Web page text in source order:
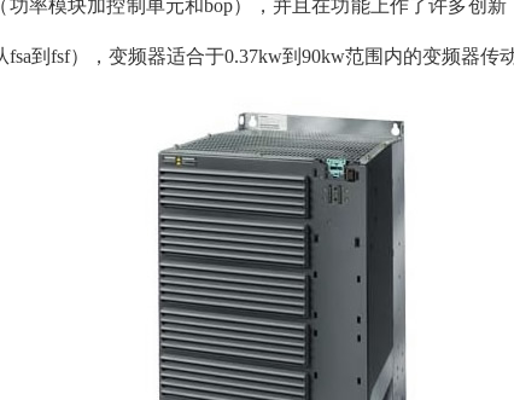
率模块加控制单元和bop），并且在功能上作了许多创
到fsf），变频器适合于0.37kw到90kw范围内的变频器传